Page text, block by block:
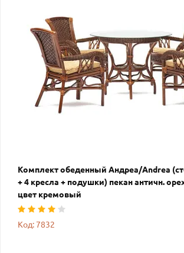
Комплект обеденный Андреа/Andrea
+ 4 кресла + подушки) пекан античн.
цвет кремовый
Код: 7832